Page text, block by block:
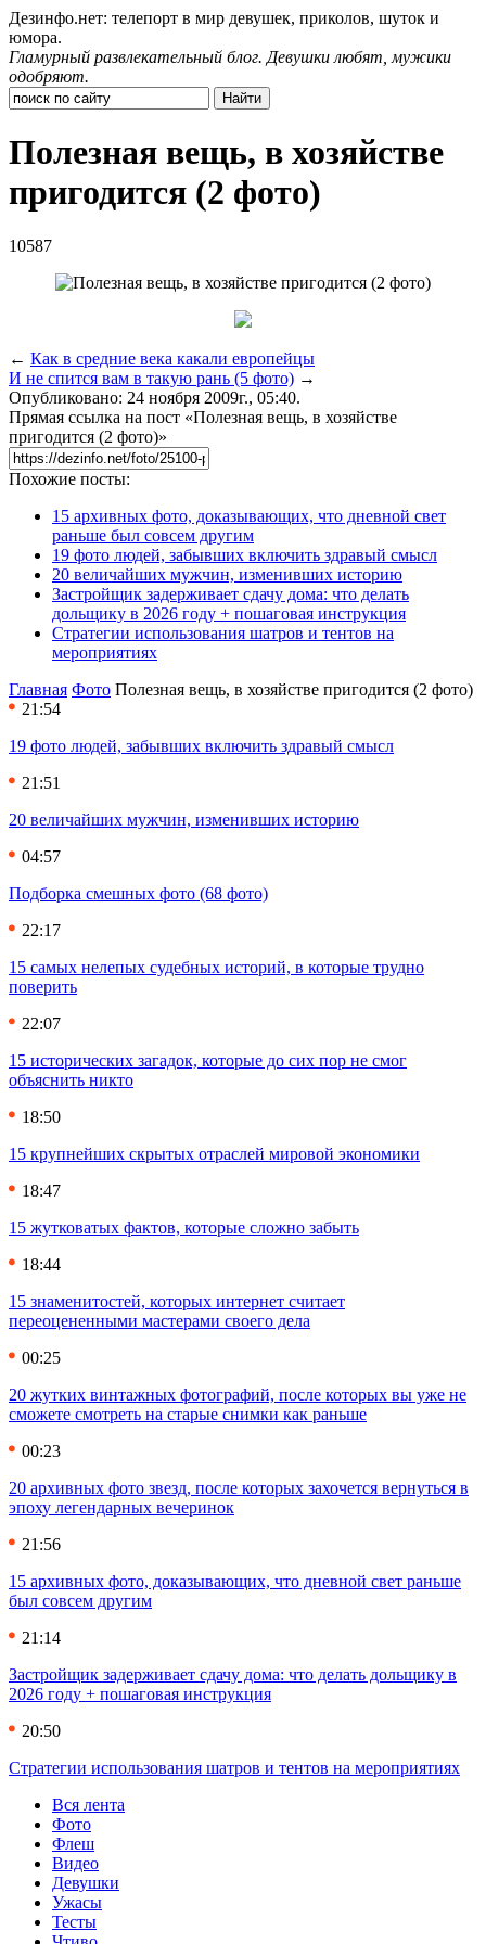
Дезинфо.нет: телепорт в мир девушек, приколов, шуток и
юмора.
Гламурный развлекательный блог. Девушки любят, мужики
одобряют.
Полезная вещь, в хозяйстве
пригодится (2 фото)
10587
← Как в средние века какали европейцы
И не спится вам в такую рань (5 фото) →
Опубликовано: 24 ноября 2009г., 05:40.
Прямая ссылка на пост «Полезная вещь, в хозяйстве
пригодится (2 фото)»
Похожие посты:
15 архивных фото, доказывающих, что дневной свет
раньше был совсем другим
19 фото людей, забывших включить здравый смысл
20 величайших мужчин, изменивших историю
Застройщик задерживает сдачу дома: что делать
дольщику в 2026 году + пошаговая инструкция
Стратегии использования шатров и тентов на
мероприятиях
Главная Фото Полезная вещь, в хозяйстве пригодится (2 фото)
21:54
19 фото людей, забывших включить здравый смысл
21:51
20 величайших мужчин, изменивших историю
04:57
Подборка смешных фото (68 фото)
22:17
15 самых нелепых судебных историй, в которые трудно
поверить
22:07
15 исторических загадок, которые до сих пор не смог
объяснить никто
18:50
15 крупнейших скрытых отраслей мировой экономики
18:47
15 жутковатых фактов, которые сложно забыть
18:44
15 знаменитостей, которых интернет считает
переоцененными мастерами своего дела
00:25
20 жутких винтажных фотографий, после которых вы уже не
сможете смотреть на старые снимки как раньше
00:23
20 архивных фото звезд, после которых захочется вернуться в
эпоху легендарных вечеринок
21:56
15 архивных фото, доказывающих, что дневной свет раньше
был совсем другим
21:14
Застройщик задерживает сдачу дома: что делать дольщику в
2026 году + пошаговая инструкция
20:50
Стратегии использования шатров и тентов на мероприятиях
Вся лента
Фото
Флеш
Видео
Девушки
Ужасы
Тесты